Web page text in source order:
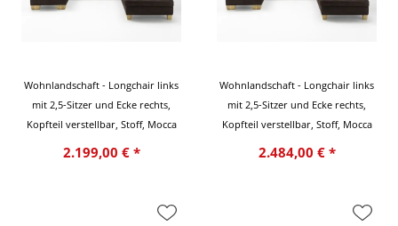
Wohnlandschaft - Longchair links
mit 2,5-Sitzer und Ecke rechts,
Kopfteil verstellbar, Stoff, Mocca
2.199,00 € *
Wohnlandschaft - Longchair links
mit 2,5-Sitzer und Ecke rechts,
Kopfteil verstellbar, Stoff, Mocca
2.484,00 € *